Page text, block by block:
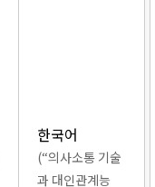
한국어
(“의사소통 기술
과 대인관계능